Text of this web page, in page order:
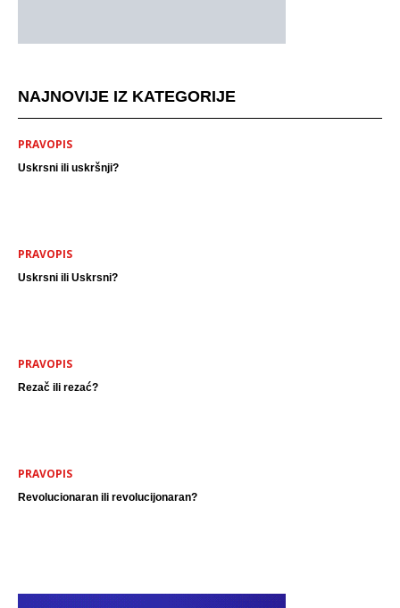
NAJNOVIJE IZ KATEGORIJE
PRAVOPIS
Uskrsni ili uskršnji?
PRAVOPIS
Uskrsni ili Uskrsni?
PRAVOPIS
Rezač ili rezać?
PRAVOPIS
Revolucionaran ili revolucijonaran?